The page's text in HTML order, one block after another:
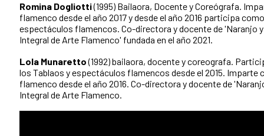
Romina Dogliotti(1995) Bailaora, Docente y Coreógrafa.
flamenco desde el año 2017 y desde el año 2016 participa
espectáculos flamencos. Co-directora y docente de 'Naranjo
Integral de Arte Flamenco' fundada en el año 2021.
Lola Munaretto(1992) bailaora, docente y coreografa.
los Tablaos y espectáculos flamencos desde el 2015. Imparte
flamenco desde el año 2016. Co-directora y docente de
Integral de Arte Flamenco.